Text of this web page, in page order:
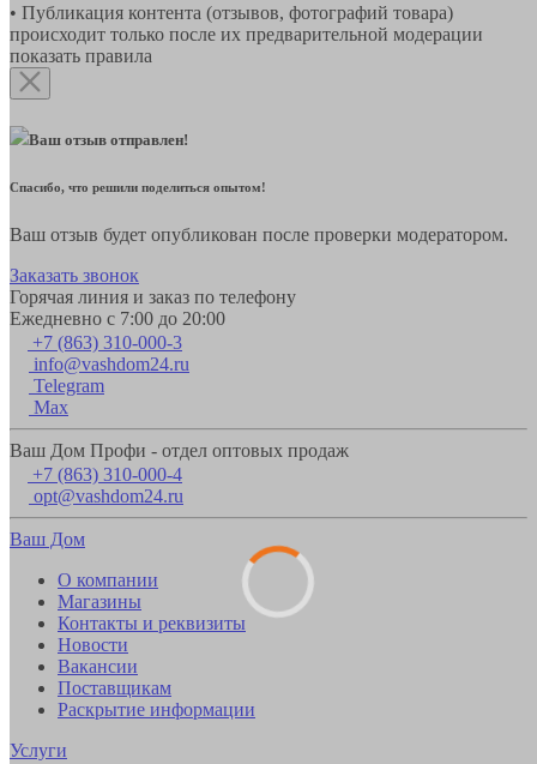
• Публикация контента (отзывов, фотографий товара)
происходит только после их предварительной модерации
показать правила
Ваш отзыв отправлен!
Спасибо, что решили поделиться опытом!
Ваш отзыв будет опубликован после проверки модератором.
Заказать звонок
Горячая линия и заказ по телефону
Ежедневно с 7:00 до 20:00
+7 (863) 310-000-3
info@vashdom24.ru
Telegram
Max
Ваш Дом Профи - отдел оптовых продаж
+7 (863) 310-000-4
opt@vashdom24.ru
Ваш Дом
О компании
Магазины
Контакты и реквизиты
Новости
Вакансии
Поставщикам
Раскрытие информации
Услуги